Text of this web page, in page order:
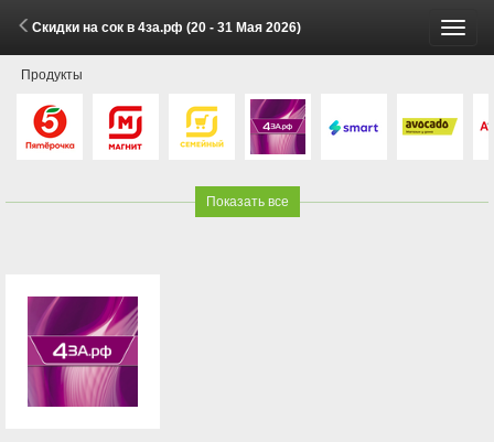
Скидки на сок в 4за.рф (20 - 31 Мая 2026)
Продукты
Показать все